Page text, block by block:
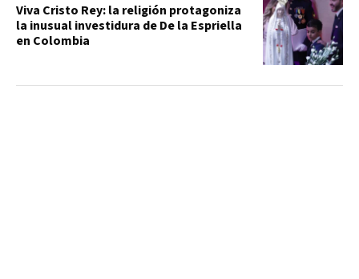
Viva Cristo Rey: la religión protagoniza
la inusual investidura de De la Espriella
en Colombia